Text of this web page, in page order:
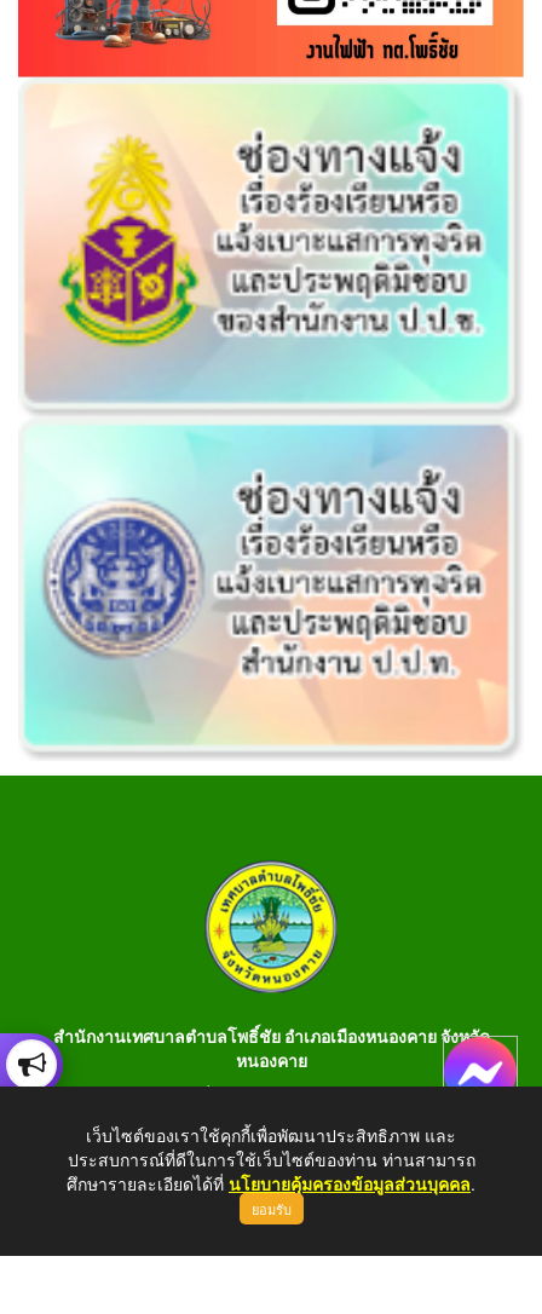
สำนักงานเทศบาลตำบลโพธิ์ชัย อำเภอเมืองหนองคาย จังหวัด
หนองคาย
990401 โทรสาร 042-990400
E-Saraban : saraban_05430106@dla.go.th
เว็บไซต์ของเราใช้คุกกี้เพื่อพัฒนาประสิทธิภาพ และ
ประสบการณ์ที่ดีในการใช้เว็บไซต์ของท่าน ท่านสามารถ
ศึกษารายละเอียดได้ที่ นโยบายคุ้มครองข้อมูลส่วนบุคคล.
ยอมรับ